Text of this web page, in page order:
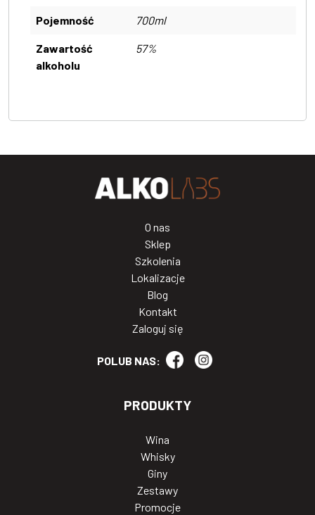
Pojemność 700ml
Zawartość
alkoholu
57%
O nas
Sklep
Szkolenia
Lokalizacje
Blog
Kontakt
Zaloguj się
POLUB NAS:
PRODUKTY
Wina
Whisky
Giny
Zestawy
Promocje